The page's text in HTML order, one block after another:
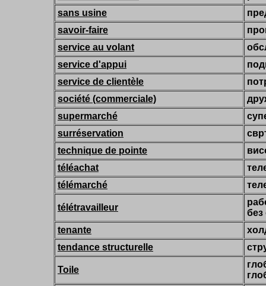
sans usine
savoir-faire
service au volant
service d'appui
service de clientèle
société (commerciale)
supermarché
surréservation
technique de pointe
téléachat
télémarché
télétravailleur
tenante
tendance structurelle
Toile